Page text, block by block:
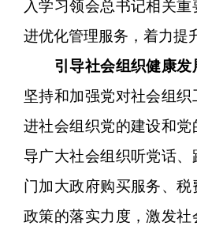
入学习领会总书记相关
进优化管理服务，着力提
引导社会组织健康发
坚持和加强党对社会组
进社会组织党的建设和党
导广大社会组织听党话
门加大政府购买服务、
政策的落实力度，激发